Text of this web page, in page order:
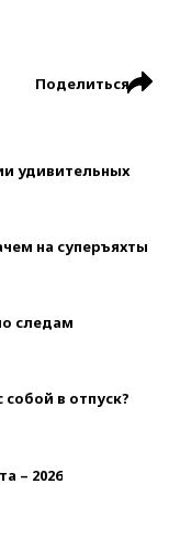
Поделиться
удивительных
на суперъяхты
следам
в отпуск?
– 2026